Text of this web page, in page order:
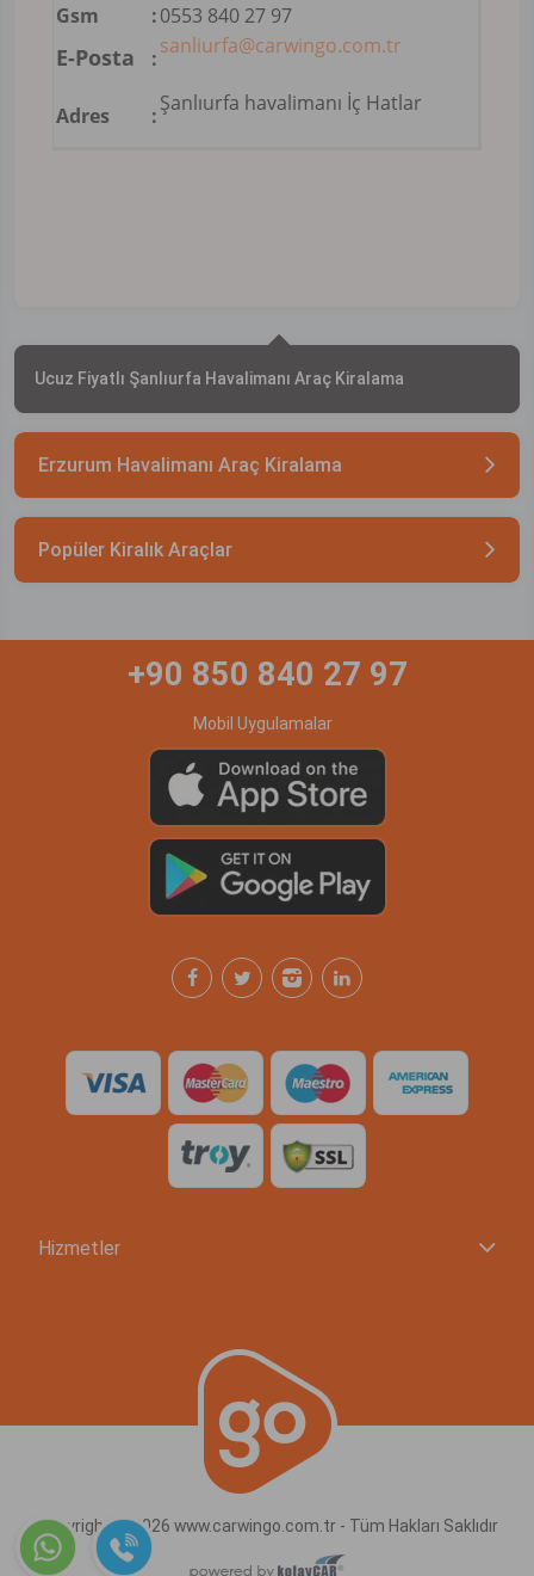
Gsm
:0553 840 27 97
E-Posta :sanliurfa@carwingo.com.tr
Adres :Şanlıurfa havalimanı İç Hatlar
Ucuz Fiyatlı Şanlıurfa Havalimanı Araç Kiralama
Erzurum Havalimanı Araç Kiralama
Popüler Kiralık Araçlar
+90 850 840 27 97
Mobil Uygulamalar
Hizmetler
Copyright © 2026 www.carwingo.com.tr - Tüm Hakları Saklıdır